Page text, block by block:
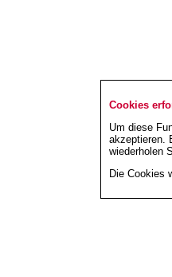
Cookies
Um diese
akzeptieren.
wiederholen
Die Cookies